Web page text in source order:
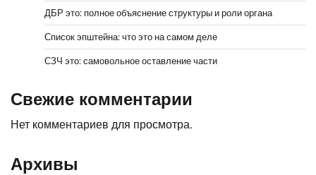
ДБР это: полное объяснение структуры и роли органа
Список эпштейна: что это на самом деле
СЗЧ это: самовольное оставление части
Свежие комментарии
Нет комментариев для просмотра.
Архивы